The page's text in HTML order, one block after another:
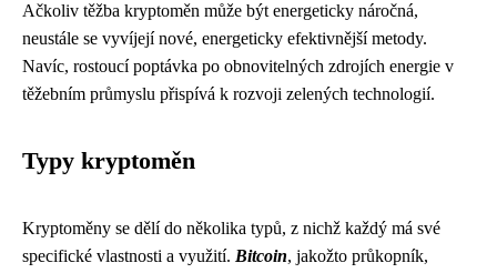
Ačkoliv těžba kryptoměn může být energeticky náročná,
neustále se vyvíjejí nové, energeticky efektivnější metody.
Navíc, rostoucí poptávka po obnovitelných zdrojích energie v
těžebním průmyslu přispívá k rozvoji zelených technologií.
Typy kryptoměn
Kryptoměny se dělí do několika typů, z nichž každý má své
specifické vlastnosti a využití. Bitcoin, jakožto průkopník,